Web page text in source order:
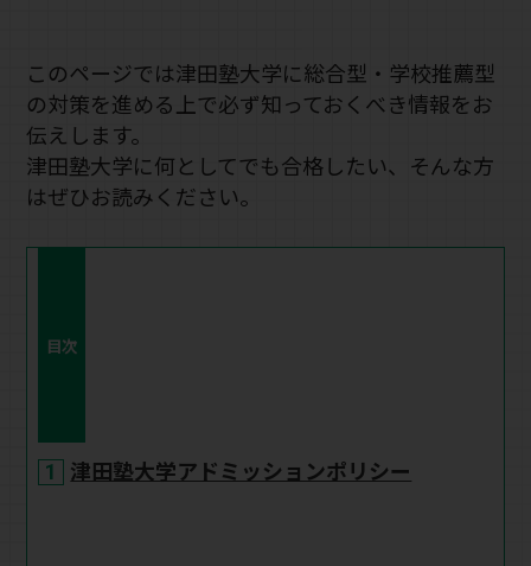
このページでは津田塾大学に総合型・学校推薦型
の対策を進める上で必ず知っておくべき情報をお
伝えします。
津田塾大学に何としてでも合格したい、そんな方
はぜひお読みください。
目次
津田塾大学アドミッションポリシー